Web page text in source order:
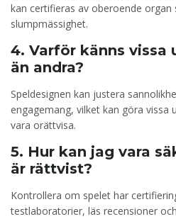
kan certifieras av oberoende
slumpmässighet.
4. Varför känns vissa
än andra?
Speldesignen kan justera
engagemang, vilket kan göra
vara orättvisa.
5. Hur kan jag vara
är rättvist?
Kontrollera om spelet har
testlaboratorier, läs recensioner